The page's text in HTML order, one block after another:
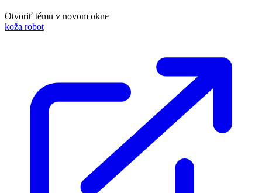
Otvoriť tému v novom okne
koža robot